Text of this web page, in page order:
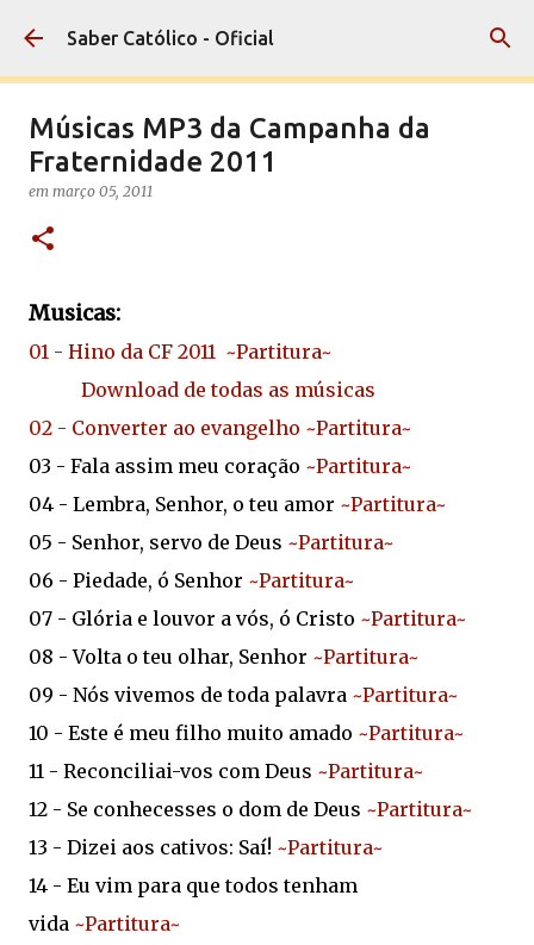
Pular para o conteúdo principal
Saber Católico - Oficial
Músicas MP3 da Campanha da
Fraternidade 2011
em março 05, 2011
Musicas:
01 - Hino da CF 2011 ~Partitura~
Download de todas as músicas
02 - Converter ao evangelho ~Partitura~
03 - Fala assim meu coração ~Partitura~
04 - Lembra, Senhor, o teu amor ~Partitura~
05 - Senhor, servo de Deus ~Partitura~
06 - Piedade, ó Senhor ~Partitura~
07 - Glória e louvor a vós, ó Cristo ~Partitura~
08 - Volta o teu olhar, Senhor ~Partitura~
09 - Nós vivemos de toda palavra ~Partitura~
10 - Este é meu filho muito amado ~Partitura~
11 - Reconciliai-vos com Deus ~Partitura~
12 - Se conhecesses o dom de Deus ~Partitura~
13 - Dizei aos cativos: Saí! ~Partitura~
14 - Eu vim para que todos tenham
vida ~Partitura~